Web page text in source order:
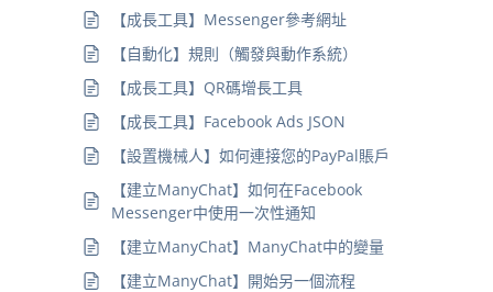
【成長工具】Messenger參考網址
【自動化】規則（觸發與動作系統）
【成長工具】QR碼增長工具
【成長工具】Facebook Ads JSON
【設置機械人】如何連接您的PayPal賬戶
【建立ManyChat】如何在Facebook
Messenger中使用一次性通知
【建立ManyChat】ManyChat中的變量
【建立ManyChat】開始另一個流程